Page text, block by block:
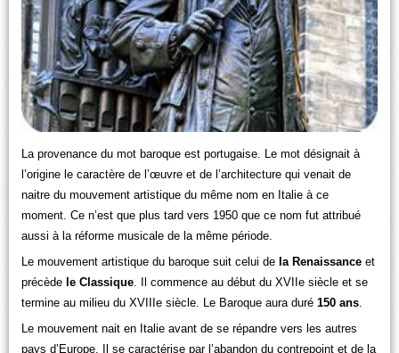
La provenance du mot baroque est portugaise. Le mot désignait à
l’origine le caractère de l’œuvre et de l’architecture qui venait de
naitre du mouvement artistique du même nom en Italie à ce
moment. Ce n’est que plus tard vers 1950 que ce nom fut attribué
aussi à la réforme musicale de la même période.
Le mouvement artistique du baroque suit celui dela Renaissance et
précède le Classique . Il commence au début du XVIIe siècle et se
termine au milieu du XVIIIe siècle. Le Baroque aura duré150 ans
Le mouvement nait en Italie avant de se répandre vers les autres
pays d’Europe. Il se caractérise par l’abandon du contrepoint et de la